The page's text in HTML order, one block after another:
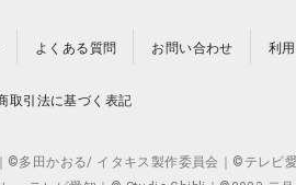
よくある質問 お問い合わせ 利
取引法に基づく表記
田かおる/ イタキス製作委員会｜©テレビ